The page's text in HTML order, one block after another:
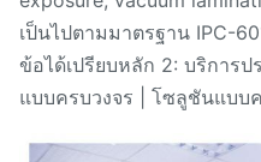
เป็นไปตามมาตรฐาน IPC-
ข้อได้เปรียบหลัก 2: บริการป
แบบครบวงจร | โซลูชันแบบ